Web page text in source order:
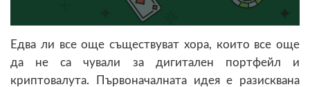
Едва ли все още съществуват хора, които все още
да не са чували за дигитален портфейл и
криптовалута. Първоначалната идея е разисквана